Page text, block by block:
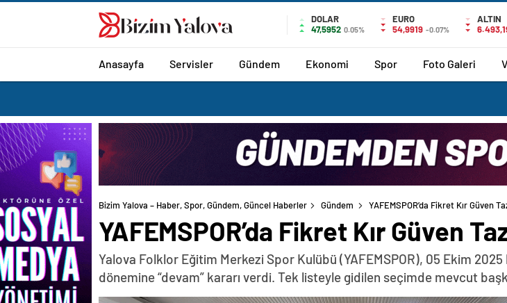
romabet
deneme
DOLAR
47,5952 0.05%
EURO
54,9919 -0.07%
ALTIN
Anasayfa Servisler Gündem Ekonomi Spor Foto Galeri
Bizim Yalova – Haber, Spor, Gündem, Güncel Haberler Gündem YAFEMSPOR’da Fikret Kır Güven
YAFEMSPOR’da Fikret Kır Güven
Yalova Folklor Eğitim Merkezi Spor Kulübü (YAFEMSPOR), 05 Ekim
dönemine “devam” kararı verdi. Tek listeyle gidilen seçimde mevcut